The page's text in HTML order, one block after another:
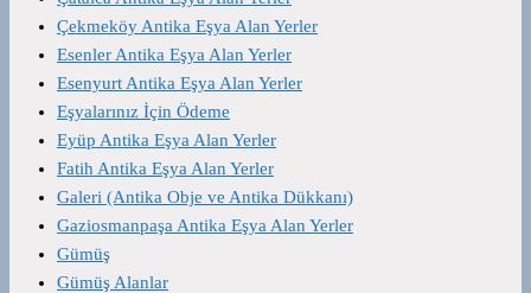
Çekmeköy Antika Eşya Alan Yerler
Esenler Antika Eşya Alan Yerler
Esenyurt Antika Eşya Alan Yerler
Eşyalarınız İçin Ödeme
Eyüp Antika Eşya Alan Yerler
Fatih Antika Eşya Alan Yerler
Galeri (Antika Obje ve Antika Dükkanı)
Gaziosmanpaşa Antika Eşya Alan Yerler
Gümüş
Gümüş Alanlar